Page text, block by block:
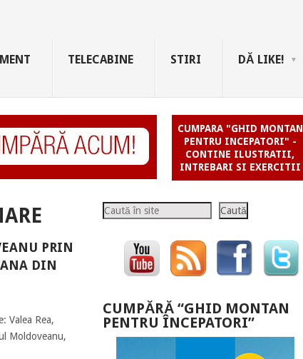
TELECABINE STIRI DĂ LIKE!
CUMPARA "GHID MONTAN
PENTRU INCEPATORI" -
CONTINE ILUSTRATII,
INTREBARI SI EXERCITII
PRIN
DIN
Valea Rea,
Moldoveanu,
Caută Caută
CUMPĂRĂ “GHID MONTAN
PENTRU ÎNCEPATORI”